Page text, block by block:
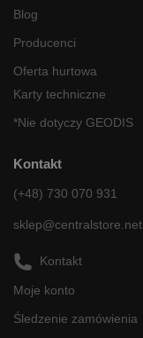
Blog
Producenci
Oferta hurtowa
Karty techniczne
*Nie dotyczy GEODIS
Kontakt
(+48) 730 070 931
sklep@centralstore.net
Kontakt
Moje konto
Śledzenie zamówienia